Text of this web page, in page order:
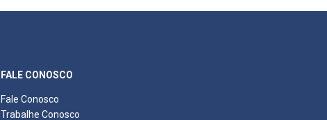
FALE CONOSCO
Fale Conosco
Trabalhe Conosco